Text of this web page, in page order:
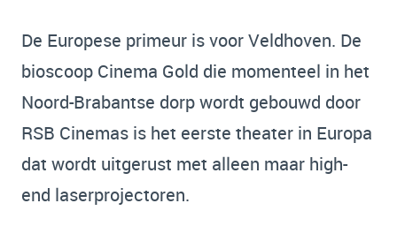
De Europese primeur is voor Veldhoven. De
bioscoop Cinema Gold die momenteel in het
Noord-Brabantse dorp wordt gebouwd door
RSB Cinemas is het eerste theater in Europa
dat wordt uitgerust met alleen maar high-
end laserprojectoren.